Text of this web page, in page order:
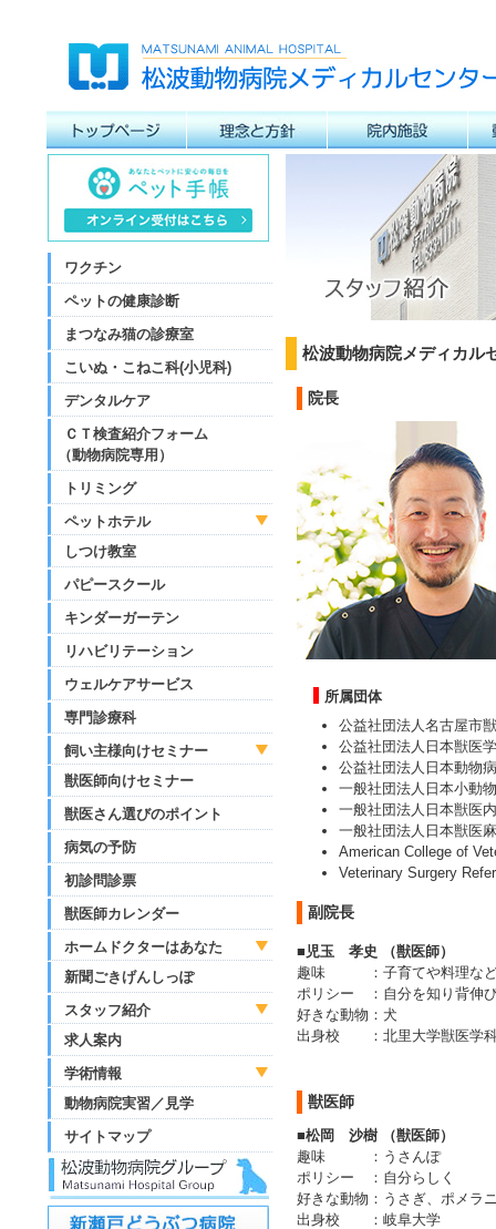
ワクチン
ペットの健康診断
まつなみ猫の診療室
こいぬ・こねこ科(小児科)
デンタルケア
ＣＴ検査紹介フォーム
（動物病院専用）
トリミング
ペットホテル
しつけ教室
パピースクール
キンダーガーテン
リハビリテーション
ウェルケアサービス
専門診療科
飼い主様向けセミナー
獣医師向けセミナー
獣医さん選びのポイント
病気の予防
初診問診票
獣医師カレンダー
ホームドクターはあなた
新聞ごきげんしっぽ
スタッフ紹介
求人案内
学術情報
動物病院実習／見学
サイトマップ
松波動物病院メディカル
院長
所属団体
公益社団法人名古屋市
公益社団法人日本獣医
公益社団法人日本動物
一般社団法人日本小動
一般社団法人日本獣医
一般社団法人日本獣医
American College of
Veterinary Surgery
副院長
■児玉 孝史 （獣医師）
趣味
： 子育てや料理な
ポリシー
： 自分を知り背伸
好きな動物 ： 犬
出身校
： 北里大学獣医学
獣医師
■松岡 沙樹 （獣医師）
趣味
： うさんぽ
ポリシー
： 自分らしく
好きな動物 ： うさぎ、ポメラ
出身校
： 岐阜大学